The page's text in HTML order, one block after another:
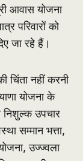
आवास योजना
परिवारों को
जा रहे हैं।
चिंता नहीं करनी
योजना के
निशुल्क उपचार
सम्मान भत्ता,
उज्ज्वला